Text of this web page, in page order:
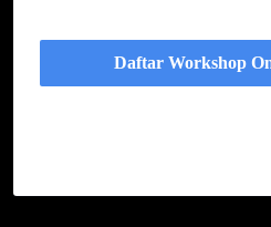
Daftar Workshop